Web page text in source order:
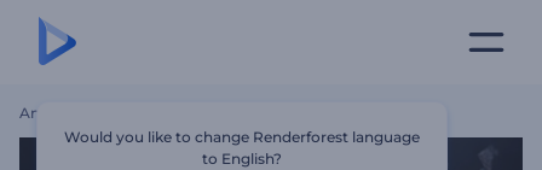
Ana Sayfa
Would you like to change Renderforest language
to English?